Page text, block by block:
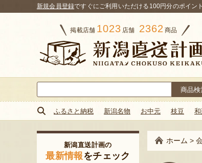
新規会員登録ですぐにご利用いただける100円分のポイン
掲載店舗 1023 店舗 2362 商品
索:
ふるさと納税 新潟名物 お中元 枝豆
ホーム >
新潟直送計画の
最新情報をチェック